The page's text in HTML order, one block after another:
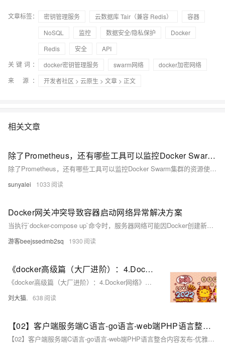
文章标签： 密钥管理服务 云数据库 Tair（兼容 Redis）
容器
NoSQL
监控 数据安全/隐私保护
Docker
Redis
安全
API
关键词：
docker密钥管理服务 swarm网络
docker加密网络
来 源：
开发者社区 > 云原生 > 文章 > 正文
相关文章
除了Prometheus，还有哪些工具可以监控Docker Swarm集群的资源使用情况？
除了Prometheus，还有哪些工具可以监控Docker Swarm集群的资源使用情况？
sunyalei 1033
Docker网关冲突导致容器启动网络异常解决方案
当执行`docker-compose up`命令时，服务器网络可能因Docker创建新网桥导致IP段冲突而中断。原因是Docker默认的docker0网卡（172.17.0.1/16）与宿主机网络地址段重叠，引发路由异常。解决方法为修改docker0地址段，通过配置`/etc/docker/daemon.json`调整为非冲突段（如192.168.200.1/24），并重启服务。同时，在`docker-compose.yml`中指定网络模式为`bridge`，最后通过检查docker0地址、网络接口列表及测试容器启动验证修复效果。
游客beejssedmb2sq 1930
《docker高级篇（大厂进阶）：4.Docker网络》包括：是什么、常用基本命令、能干嘛、网络模式、docker平台架构图解
《docker高级篇（大厂进阶）：4.Docker网络》包括：是什么、常用基本命令、能干嘛、网络模式、docker平台架构图解
刘大猫. 638
【02】客户端服务端C语言-go语言-web端PHP语言整合内容发布-优雅草网络设备监控系统-2月12日优雅草简化Centos stream8安装zabbix7教程-本搭建教程非docker搭建教程-优雅草solution
【02】客户端服务端C语言-go语言-web端PHP语言整合内容发布-优雅草网络设备监控系统-2月12日优雅草简化Centos stream8安装zabbix7教程-本搭建教程非docker搭建教程-优雅草solution